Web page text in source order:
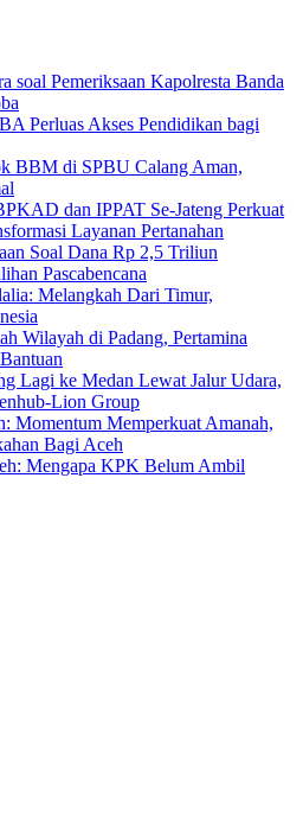
soal Pemeriksaan Kapolresta Banda
Perluas Akses Pendidikan bagi
BBM di SPBU Calang Aman,
dan IPPAT Se-Jateng Perkuat
Layanan Pertanahan
Soal Dana Rp 2,5 Triliun
Pascabencana
Melangkah Dari Timur,
Wilayah di Padang, Pertamina
Lagi ke Medan Lewat Jalur Udara,
Lion Group
Momentum Memperkuat Amanah,
Bagi Aceh
Mengapa KPK Belum Ambil